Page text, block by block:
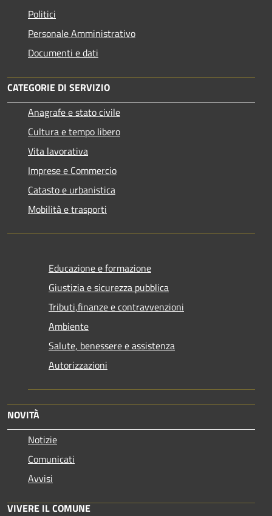
Politici
Personale Amministrativo
Documenti e dati
CATEGORIE DI SERVIZIO
Anagrafe e stato civile
Cultura e tempo libero
Vita lavorativa
Imprese e Commercio
Catasto e urbanistica
Mobilità e trasporti
Educazione e formazione
Giustizia e sicurezza pubblica
Tributi,finanze e contravvenzioni
Ambiente
Salute, benessere e assistenza
Autorizzazioni
NOVITÀ
Notizie
Comunicati
Avvisi
VIVERE IL COMUNE